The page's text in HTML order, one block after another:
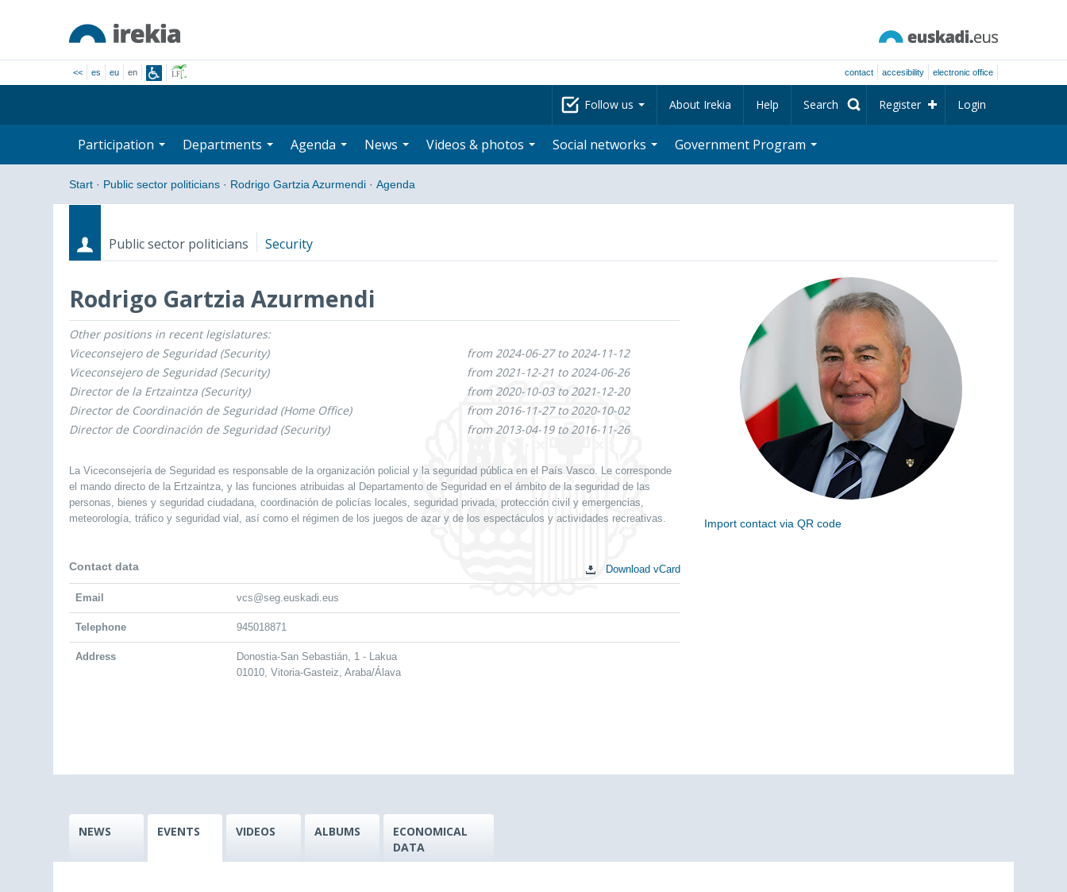
<< es eu en contact accesibility electronic office
Follow us About Irekia Help Search Register Login
Participation Departments Agenda News Videos & photos Social networks Government Program
Start · Public sector politicians · Rodrigo Gartzia Azurmendi · Agenda
Public sector politicians Security
Rodrigo Gartzia Azurmendi
RolesStart date - End date
Other positions in recent legislatures:
Viceconsejero de Seguridad (Security)
from 2024-06-27 to 2024-11-12
Viceconsejero de Seguridad (Security)
from 2021-12-21 to 2024-06-26
Director de la Ertzaintza (Security)
from 2020-10-03 to 2021-12-20
Director de Coordinación de Seguridad (Home Office)
from 2016-11-27 to 2020-10-02
Director de Coordinación de Seguridad (Security)
from 2013-04-19 to 2016-11-26
La Viceconsejería de Seguridad es responsable de la organización policial y la seguridad pública en el País Vasco. Le corresponde
el mando directo de la Ertzaintza, y las funciones atribuidas al Departamento de Seguridad en el ámbito de la seguridad de las
personas, bienes y seguridad ciudadana, coordinación de policías locales, seguridad privada, protección civil y emergencias,
meteorología, tráfico y seguridad vial, así como el régimen de los juegos de azar y de los espectáculos y actividades recreativas.
Contact data Download vCard
Email vcs@seg.euskadi.eus
Telephone 945018871
Address
Donostia-San Sebastián, 1 - Lakua
01010, Vitoria-Gasteiz, Araba/Álava
Import contact via QR code
NEWS EVENTS VIDEOS ALBUMS
ECONOMICAL
DATA